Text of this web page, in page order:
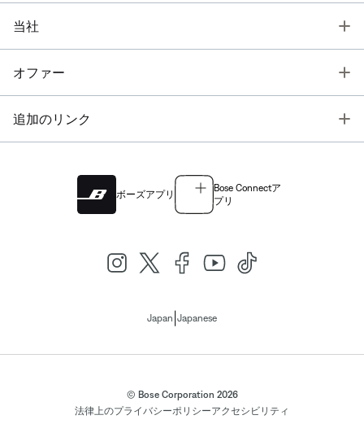
当社
オファー
追加のリンク
ボーズアプリ
Bose Connectア
プリ
Japan Japanese
© Bose Corporation 2026
法律上のプライバシーポリシーアクセシビリティ